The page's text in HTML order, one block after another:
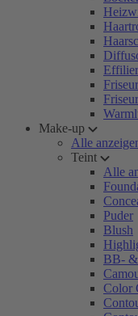
Make-up
Alle
Teint
Alle
Puder
Blush
BB-
Color